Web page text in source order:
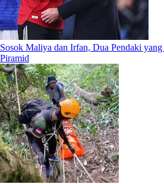
Sosok Maliya dan Irfan, Dua Pendaki
Piramid